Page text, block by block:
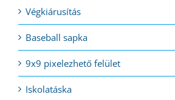
Végkiárusítás
Baseball sapka
9x9 pixelezhető felület
Iskolatáska